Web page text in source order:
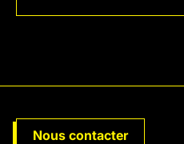
Nous contacter